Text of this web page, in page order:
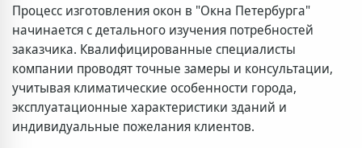
Процесс изготовления окон в "Окна Петербурга"
начинается с детального изучения потребностей
заказчика. Квалифицированные специалисты
компании проводят точные замеры и консультации,
учитывая климатические особенности города,
эксплуатационные характеристики зданий и
индивидуальные пожелания клиентов.